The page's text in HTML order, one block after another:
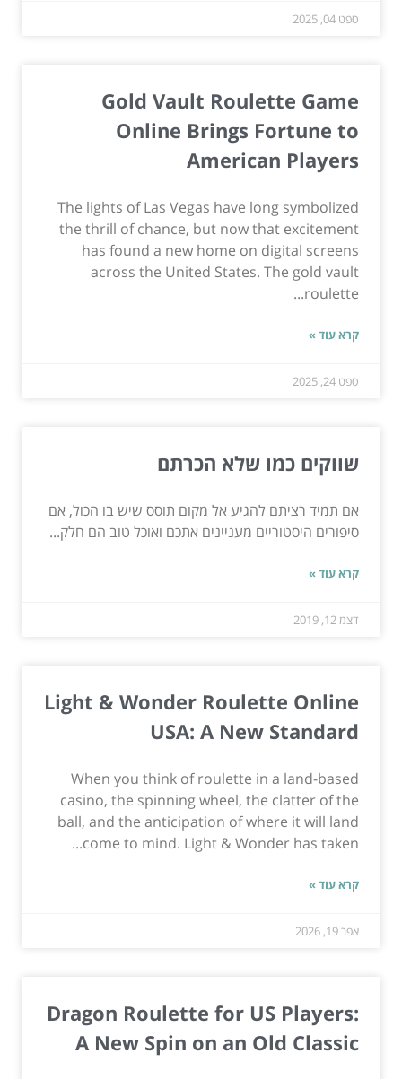
ספט 04, 2025
Gold Vault Roulette Game
Online Brings Fortune to
American Players
The lights of Las Vegas have long symbolized
the thrill of chance, but now that excitement
has found a new home on digital screens
across the United States. The gold vault
roulette...
קרא עוד »
ספט 24, 2025
שווקים כמו שלא הכרתם
אם תמיד רציתם להגיע אל מקום תוסס שיש בו הכול, אם
סיפורים היסטוריים מעניינים אתכם ואוכל טוב הם חלק...
קרא עוד »
דצמ 12, 2019
Light & Wonder Roulette Online
USA: A New Standard
When you think of roulette in a land-based
casino, the spinning wheel, the clatter of the
ball, and the anticipation of where it will land
come to mind. Light & Wonder has taken...
קרא עוד »
אפר 19, 2026
Dragon Roulette for US Players:
A New Spin on an Old Classic